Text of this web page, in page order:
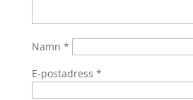
Namn *
E-postadress *